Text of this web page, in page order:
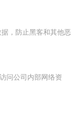
，防止黑客和其他恶
问公司内部网络资